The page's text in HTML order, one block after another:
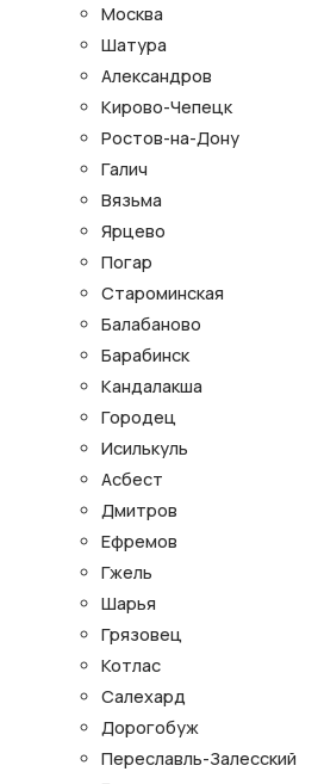
Москва
Шатура
Александров
Кирово-Чепецк
Ростов-на-Дону
Галич
Вязьма
Ярцево
Погар
Староминская
Балабаново
Барабинск
Кандалакша
Городец
Исилькуль
Асбест
Дмитров
Ефремов
Гжель
Шарья
Грязовец
Котлас
Салехард
Дорогобуж
Переславль-Залесский